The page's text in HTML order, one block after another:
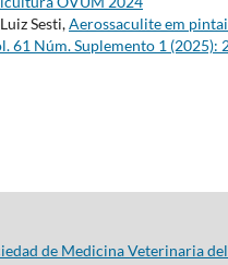
Sesti,Aerossaculite em
61 Núm. Suplemento 1 (2025):
de Medicina Veterinaria